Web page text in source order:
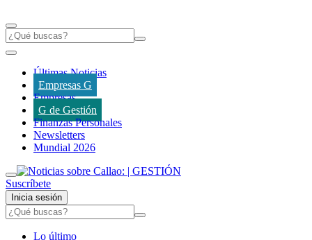
Últimas Noticias
Empresas G
Empresas
G de Gestión
Finanzas Personales
Newsletters
Mundial 2026
Suscríbete
Inicia sesión
Lo último